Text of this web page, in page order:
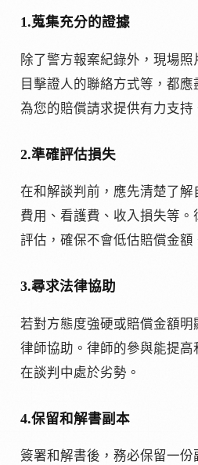
1.蒐集充分的證據
除了警方報案紀錄外，現場照
目擊證人的聯絡方式等，都
為您的賠償請求提供有力支持
2.準確評估損失
在和解談判前，應先清楚了
費用、看護費、收入損失等
評估，確保不會低估賠償金額
3.尋求法律協助
若對方態度強硬或賠償金額
律師協助。律師的參與能提
在談判中處於劣勢。
4.保留和解書副本
簽署和解書後，務必保留一